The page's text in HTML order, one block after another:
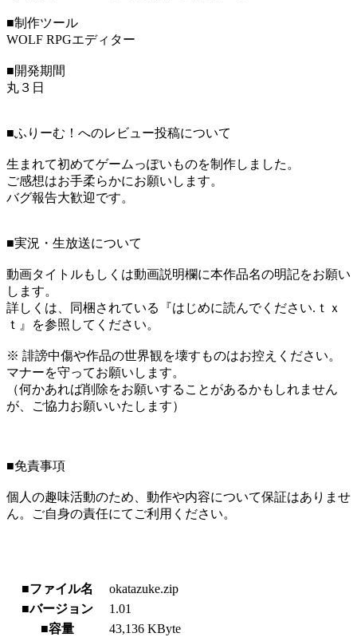
■制作ツール
WOLF RPGエディター
■開発期間
丸３日
■ふりーむ！へのレビュー投稿について
生まれて初めてゲームっぽいものを制作しました。
ご感想はお手柔らかにお願いします。
バグ報告大歓迎です。
■実況・生放送について
動画タイトルもしくは動画説明欄に本作品名の明記をお願い
します。
詳しくは、同梱されている『はじめに読んでください.ｔｘ
ｔ』を参照してください。
※ 誹謗中傷や作品の世界観を壊すものはお控えください。
マナーを守ってお願いします。
（何かあれば削除をお願いすることがあるかもしれません
が、ご協力お願いいたします）
■免責事項
個人の趣味活動のため、動作や内容について保証はありませ
ん。ご自身の責任にてご利用ください。
■ファイル名
okatazuke.zip
■バージョン
1.01
■容量
43,136 KByte